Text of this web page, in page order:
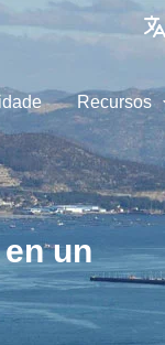
Recursos
un